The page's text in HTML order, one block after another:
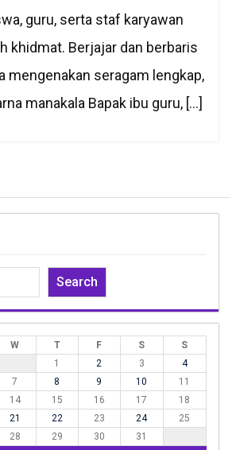
guru, serta staf karyawan
khidmat. Berjajar dan berbaris
mengenakan seragam lengkap,
manakala Bapak ibu guru, […]
Search
W T F S
S
1
2 3
4
7 8 9 10
11
14 15 16 17
18
21 22 23 24
25
28 29 30 31